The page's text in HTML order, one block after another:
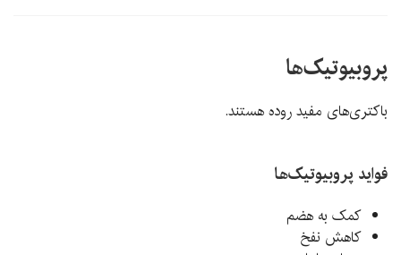
پروبیوتیک‌ها
باکتری‌های مفید روده هستند.
فواید پروبیوتیک‌ها
کمک به هضم
کاهش نفخ